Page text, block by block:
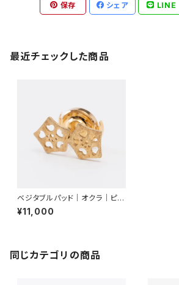
保存 シェア LINE
最近チェックした商品
ベジタブルパッド｜オクラ｜ピン
ブローチ（２輪）
¥11,000
同じカテゴリの商品